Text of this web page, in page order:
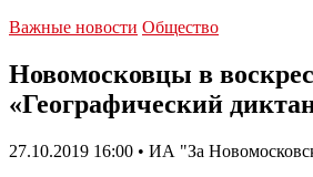
Важные новости Общество
Новомосковцы в
«Географический
27.10.2019 16:00 • ИА "За